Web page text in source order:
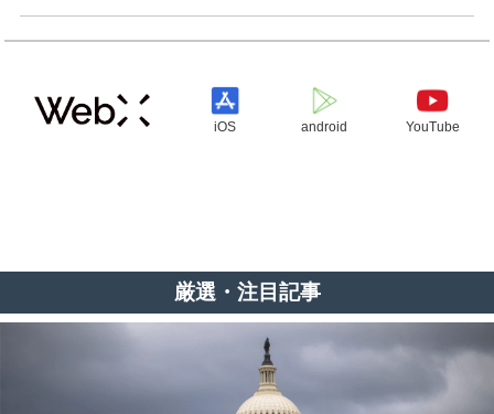
iOS android YouTube
厳選・注目記事